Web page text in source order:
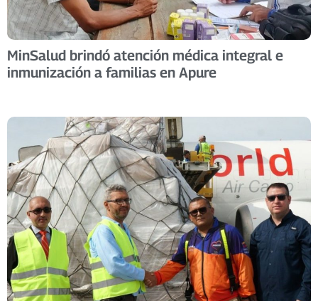
MinSalud brindó atención médica integral e
inmunización a familias en Apure